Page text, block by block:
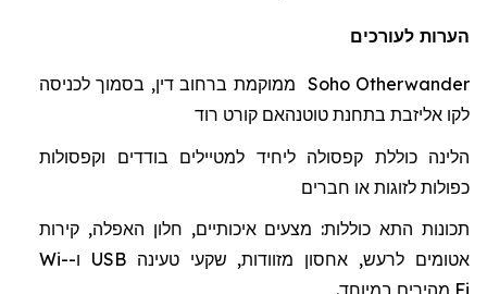
הערות לעורכים
Otherwander
Soho ממוקמת ברחוב דין, בסמוך לכניסה
לקו אליזבת בתחנת טוטנהאם קורט רוד
הלינה כוללת קפסולה ליחיד למטיילים בודדים וקפסולות
כפולות לזוגות או חברים
תכונות התא כוללות: מצעים איכותיים, חלון האפלה, קירות
אטומים לרעש, אחסון מזוודות, שקעי טעינהUSB ו-Wi-